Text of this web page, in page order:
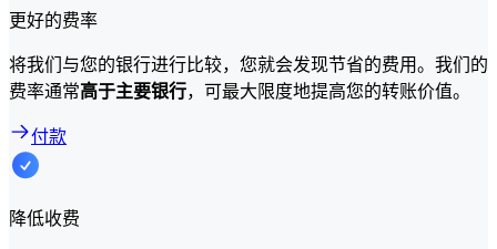
更好的费率
将我们与您的银行进行比较，您就会发现节省的费用。我们的
费率通常高于主要银行，可最大限度地提高您的转账价值。
付款
降低收费